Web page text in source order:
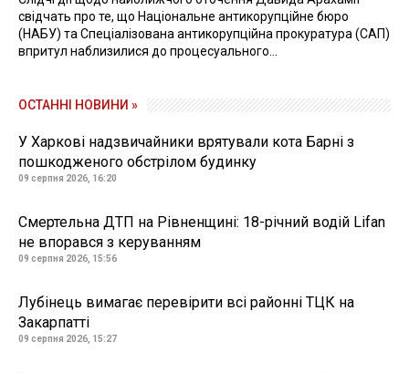
свідчать про те, що Національне антикорупційне бюро
(НАБУ) та Спеціалізована антикорупційна прокуратура (САП)
впритул наблизилися до процесуального...
ОСТАННІ НОВИНИ »
У Харкові надзвичайники врятували кота Барні з
пошкодженого обстрілом будинку
09 серпня 2026, 16:20
Смертельна ДТП на Рівненщині: 18-річний водій Lifan
не впорався з керуванням
09 серпня 2026, 15:56
Лубінець вимагає перевірити всі районні ТЦК на
Закарпатті
09 серпня 2026, 15:27